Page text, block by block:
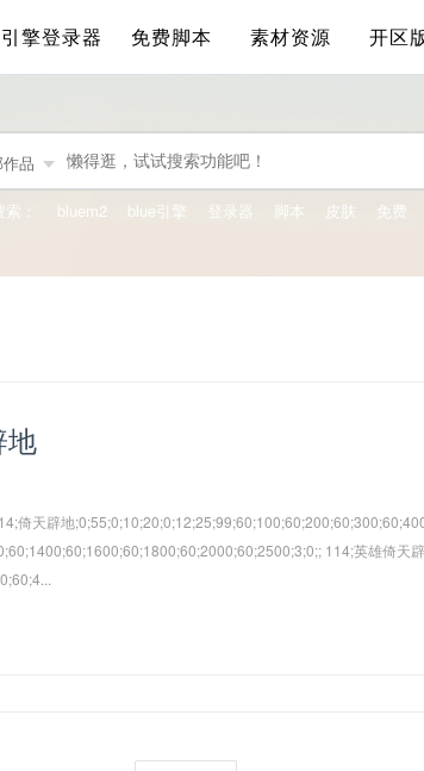
引擎登录器 免费脚本 素材资源 开区
品
： bluem2 blue引擎 登录器 脚本 皮肤 免费
地
倚天辟地
114;英雄倚天